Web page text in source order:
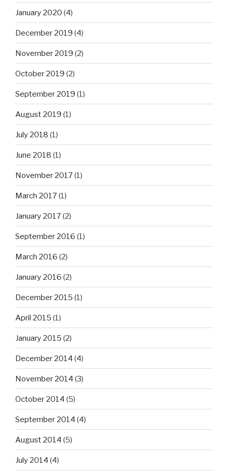
January 2020 (4)
December 2019 (4)
November 2019 (2)
October 2019 (2)
September 2019 (1)
August 2019 (1)
July 2018 (1)
June 2018 (1)
November 2017(1)
March 2017(1)
January 2017(2)
September 2016 (1)
March 2016 (2)
January 2016 (2)
December 2015 (1)
April 2015 (1)
January 2015 (2)
December 2014 (4)
November 2014 (3)
October 2014 (5)
September 2014 (4)
August 2014 (5)
July 2014 (4)